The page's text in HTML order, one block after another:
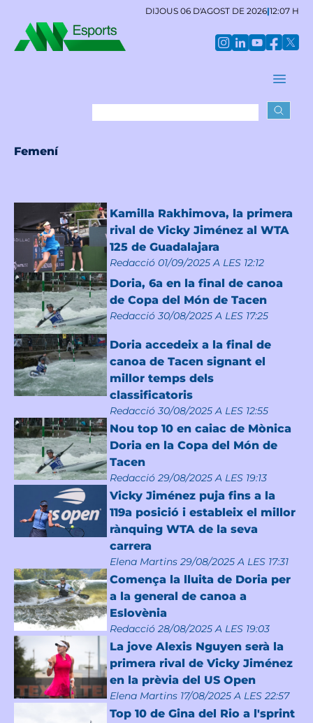
DIJOUS 06 D'AGOST DE 2026|12:07 H
Femení
Kamilla Rakhimova, la primera
rival de Vicky Jiménez al WTA
125 de Guadalajara
Redacció 01/09/2025 A LES 12:12
Doria, 6a en la final de canoa
de Copa del Món de Tacen
Redacció 30/08/2025 A LES 17:25
Doria accedeix a la final de
canoa de Tacen signant el
millor temps dels
classificatoris
Redacció 30/08/2025 A LES 12:55
Nou top 10 en caiac de Mònica
Doria en la Copa del Món de
Tacen
Redacció 29/08/2025 A LES 19:13
Vicky Jiménez puja fins a la
119a posició i estableix el millor
rànquing WTA de la seva
carrera
Elena Martins 29/08/2025 A LES 17:31
Comença la lluita de Doria per
a la general de canoa a
Eslovènia
Redacció 28/08/2025 A LES 19:03
La jove Alexis Nguyen serà la
primera rival de Vicky Jiménez
en la prèvia del US Open
Elena Martins 17/08/2025 A LES 22:57
Top 10 de Gina del Rio a l'sprint